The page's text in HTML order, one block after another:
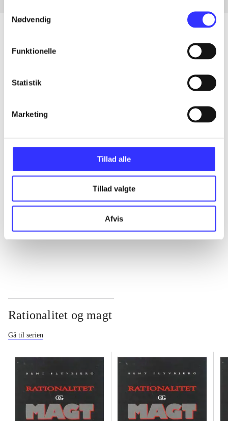
Nødvendig
Funktionelle
Statistik
Marketing
Tillad alle
Tillad valgte
Afvis
...
...
Rationalitet og magt
Gå til serien